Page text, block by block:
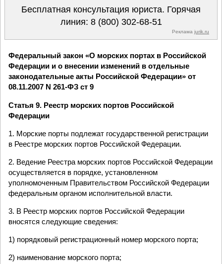
Бесплатная консультация юриста. Горячая
линия: 8 (800) 302-68-51
Реклама jurik.ru
Федеральный закон «О морских портах в Российской
Федерации и о внесении изменений в отдельные
законодательные акты Российской Федерации» от
08.11.2007 N 261-ФЗ ст 9
Статья 9. Реестр морских портов Российской
Федерации
1. Морские порты подлежат государственной регистрации
в Реестре морских портов Российской Федерации.
2. Ведение Реестра морских портов Российской Федерации
осуществляется в порядке, установленном
уполномоченным Правительством Российской Федерации
федеральным органом исполнительной власти.
3. В Реестр морских портов Российской Федерации
вносятся следующие сведения:
1) порядковый регистрационный номер морского порта;
2) наименование морского порта;